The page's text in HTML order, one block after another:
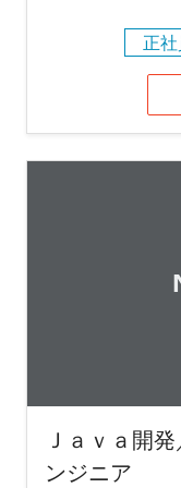
正社
Ｊａｖａ開
ンジニア